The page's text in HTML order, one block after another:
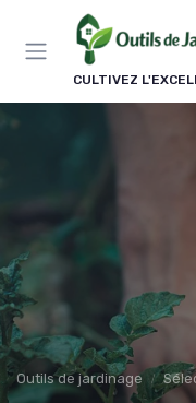
CULTIVEZ
Outils de jardinage
Panneau de gestion